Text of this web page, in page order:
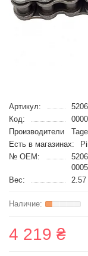
Артикул:
Код:
Производители
Есть в магазинах:
№ OEM:
Вес:
2.57
4 219 ₴